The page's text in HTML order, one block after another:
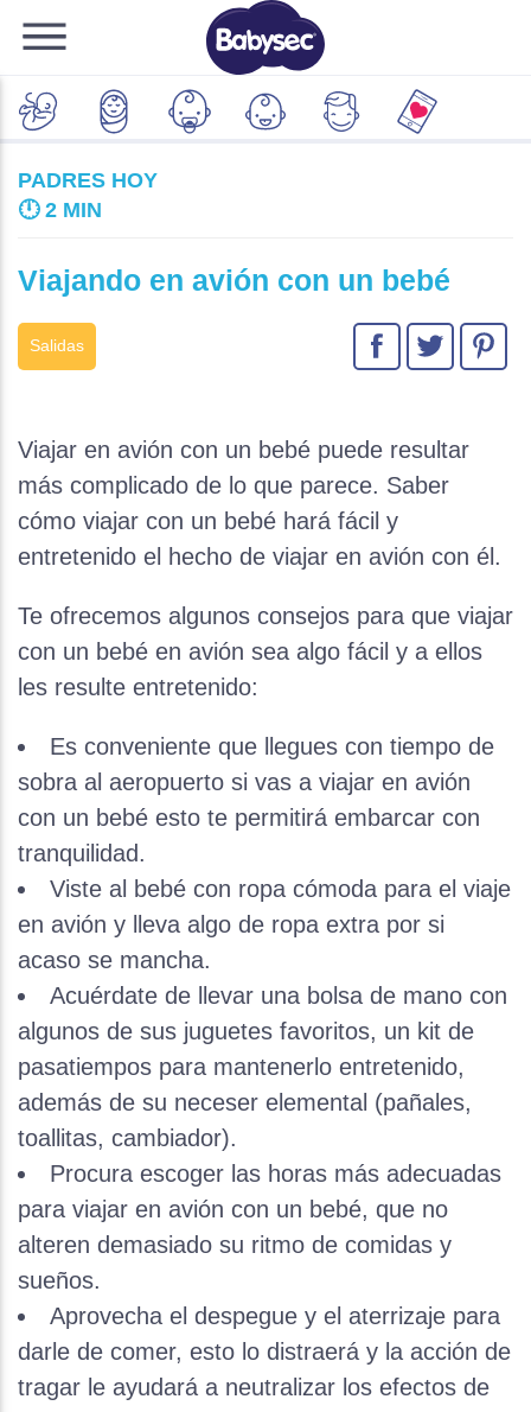
PADRES HOY
🕛 2 MIN
Viajando en avión con un bebé
Salidas
Viajar en avión con un bebé puede resultar
más complicado de lo que parece. Saber
cómo viajar con un bebé hará fácil y
entretenido el hecho de viajar en avión con él.
Te ofrecemos algunos consejos para que viajar
con un bebé en avión sea algo fácil y a ellos
les resulte entretenido:
Es conveniente que llegues con tiempo de
sobra al aeropuerto si vas a viajar en avión
con un bebé esto te permitirá embarcar con
tranquilidad.
Viste al bebé con ropa cómoda para el viaje
en avión y lleva algo de ropa extra por si
acaso se mancha.
Acuérdate de llevar una bolsa de mano con
algunos de sus juguetes favoritos, un kit de
pasatiempos para mantenerlo entretenido,
además de su neceser elemental (pañales,
toallitas, cambiador).
Procura escoger las horas más adecuadas
para viajar en avión con un bebé, que no
alteren demasiado su ritmo de comidas y
sueños.
Aprovecha el despegue y el aterrizaje para
darle de comer, esto lo distraerá y la acción de
tragar le ayudará a neutralizar los efectos de